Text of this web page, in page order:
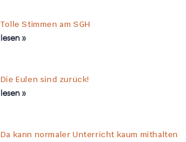
Tolle Stimmen am SGH
lesen »
Die Eulen sind zurück!
lesen »
Da kann normaler Unterricht kaum mithalten